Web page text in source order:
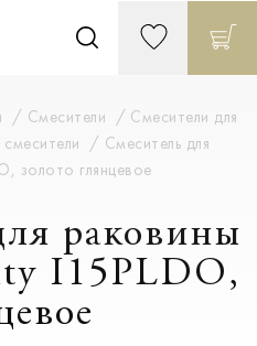
Смесители
Смесители для
Смеситель для
золото глянцевое
раковины
I15PLDO,